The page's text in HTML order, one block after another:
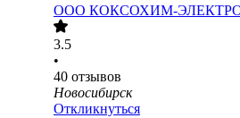
ООО КОКСОХИМ-
3.5
•
40 отзывов
Новосибирск
Откликнуться